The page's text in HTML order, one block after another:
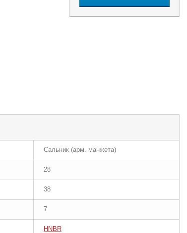
Сальник (арм. манжета)
28
38
7
HNBR